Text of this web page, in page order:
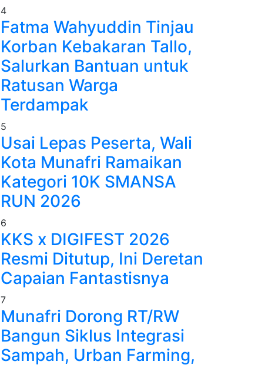
4
Fatma Wahyuddin Tinjau
Korban Kebakaran Tallo,
Salurkan Bantuan untuk
Ratusan Warga
Terdampak
5
Usai Lepas Peserta, Wali
Kota Munafri Ramaikan
Kategori 10K SMANSA
RUN 2026
6
KKS x DIGIFEST 2026
Resmi Ditutup, Ini Deretan
Capaian Fantastisnya
7
Munafri Dorong RT/RW
Bangun Siklus Integrasi
Sampah, Urban Farming,